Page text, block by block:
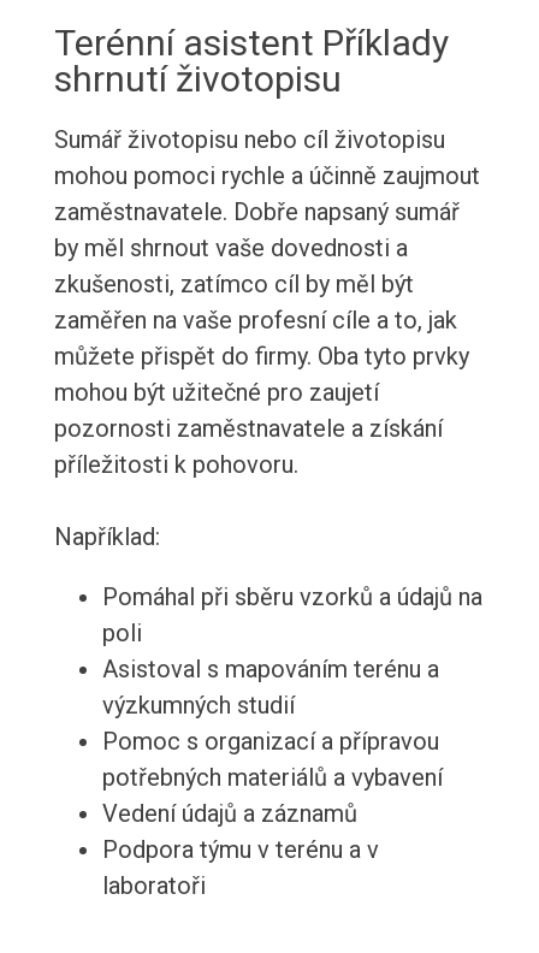
Terénní asistent Příklady
shrnutí životopisu
Sumář životopisu nebo cíl životopisu
mohou pomoci rychle a účinně zaujmout
zaměstnavatele. Dobře napsaný sumář
by měl shrnout vaše dovednosti a
zkušenosti, zatímco cíl by měl být
zaměřen na vaše profesní cíle a to, jak
můžete přispět do firmy. Oba tyto prvky
mohou být užitečné pro zaujetí
pozornosti zaměstnavatele a získání
příležitosti k pohovoru.
Například:
Pomáhal při sběru vzorků a údajů na
poli
Asistoval s mapováním terénu a
výzkumných studií
Pomoc s organizací a přípravou
potřebných materiálů a vybavení
Vedení údajů a záznamů
Podpora týmu v terénu a v
laboratoři